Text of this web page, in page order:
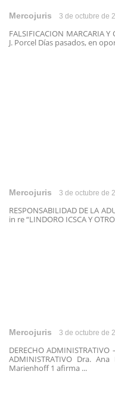
Mercojuris 3 de octubre de
FALSIFICACION MARCARIA
J. Porcel Días pasados, en
Mercojuris 3 de octubre de
RESPONSABILIDAD DE LA
in re “LINDORO ICSCA Y
Mercojuris 3 de octubre de
DERECHO ADMINISTRATIVO
ADMINISTRATIVO Dra.
Marienhoff 1 afirma ...